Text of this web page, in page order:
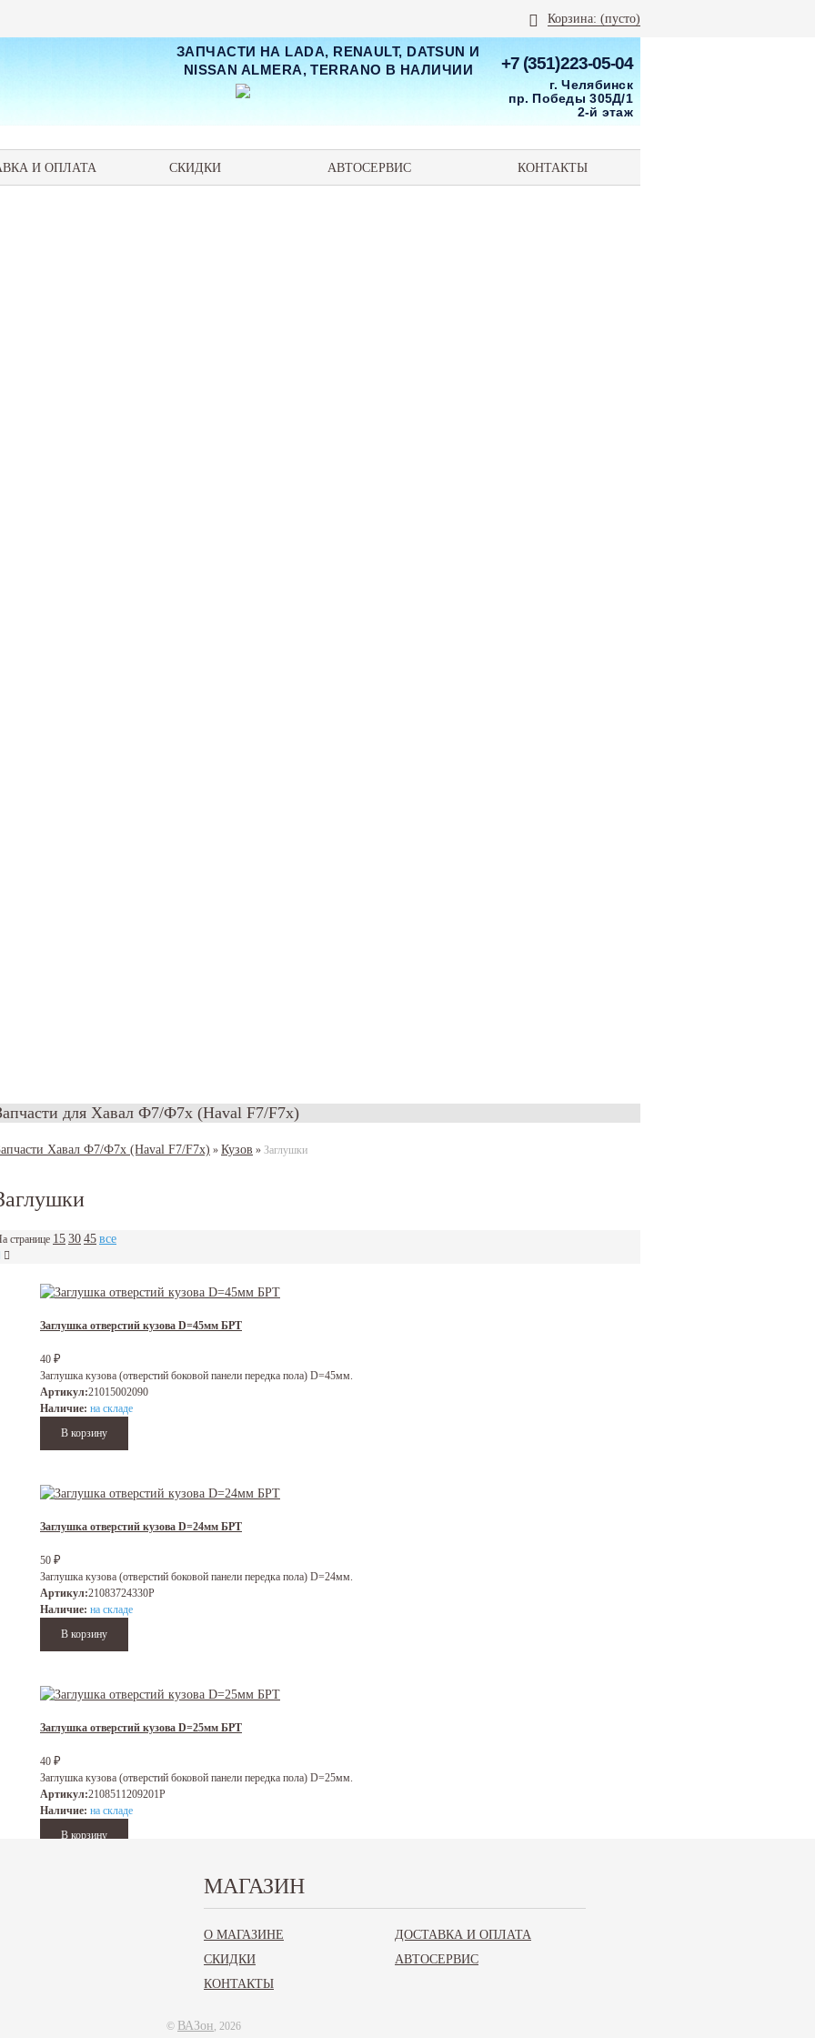
Корзина: (пусто)
ЗАПЧАСТИ НА LADA, RENAULT, DATSUN И
NISSAN ALMERA, TERRANO В НАЛИЧИИ
+7 (351)223-05-04
г. Челябинск
пр. Победы 305Д/1
2-й этаж
И ОПЛАТА СКИДКИ АВТОСЕРВИС КОНТАКТЫ
для Хавал Ф7/Ф7х (Haval F7/F7x)
Хавал Ф7/Ф7х (Haval F7/F7x) » Кузов » Заглушки
странице 153045все
Заглушка отверстий кузова D=45мм БРТ
40 ₽
Заглушка кузова (отверстий боковой панели передка пола) D=45мм.
Артикул:21015002090
Наличие: на складе
Заглушка отверстий кузова D=24мм БРТ
50 ₽
Заглушка кузова (отверстий боковой панели передка пола) D=24мм.
Артикул:21083724330Р
Наличие: на складе
Заглушка отверстий кузова D=25мм БРТ
40 ₽
Заглушка кузова (отверстий боковой панели передка пола) D=25мм.
Артикул:2108511209201Р
Наличие: на складе
Заглушка отверстий кузова D=30мм БРТ
Заглушка кузова (отверстий боковой панели передка пола) D=30мм.
МАГАЗИН
О МАГАЗИНЕ
ДОСТАВКА И ОПЛАТА
СКИДКИ
АВТОСЕРВИС
КОНТАКТЫ
© ВАЗон , 2026